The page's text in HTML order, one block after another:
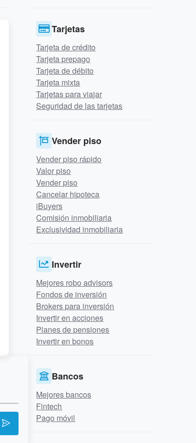
Tarjetas
Tarjeta de crédito
Tarjeta prepago
Tarjeta de débito
Tarjeta mixta
Tarjetas para viajar
Seguridad de las tarjetas
Vender piso
Vender piso rápido
Valor piso
Vender piso
Cancelar hipoteca
iBuyers
Comisión inmobiliaria
Exclusividad inmobiliaria
Invertir
Mejores robo advisors
Fondos de inversión
Brokers para inversión
Invertir en acciones
Planes de pensiones
Invertir en bonos
Bancos
Mejores bancos
Fintech
Pago móvil